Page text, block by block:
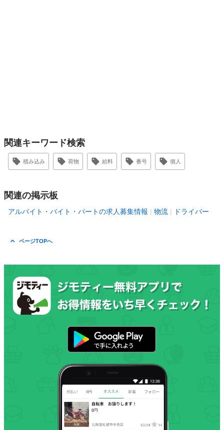
関連キーワード検索
積み込み 荷物 給料 番号 個人
関連の掲示板
アルバイト・バイト・パートの求人募集情報 物流 ドライバー
ページTOPへ